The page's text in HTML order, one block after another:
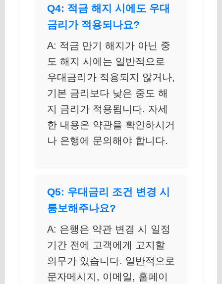
Q4: 적금 해지 시에도 우대
금리가 적용되나요?
A: 적금 만기 해지가 아닌 중
도 해지 시에는 일반적으로
우대금리가 적용되지 않거나,
기본 금리보다 낮은 중도 해
지 금리가 적용됩니다. 자세
한 내용은 약관을 확인하시거
나 은행에 문의해야 합니다.
Q5: 우대금리 조건 변경 시
통보해주나요?
A: 은행은 약관 변경 시 일정
기간 전에 고객에게 고지할
의무가 있습니다. 일반적으로
문자메시지, 이메일, 홈페이